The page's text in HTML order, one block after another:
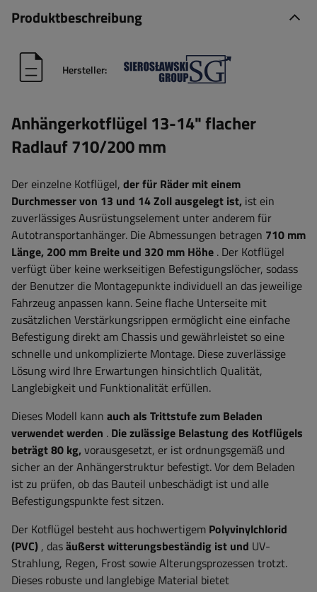
Produktbeschreibung
Hersteller:
Anhängerkotflügel 13-14" flacher
Radlauf 710/200 mm
Der einzelne Kotflügel, der für Räder mit einem
Durchmesser von 13 und 14 Zoll ausgelegt ist, ist ein
zuverlässiges Ausrüstungselement unter anderem für
Autotransportanhänger. Die Abmessungen betragen 710 mm
Länge, 200 mm Breite und 320 mm Höhe . Der Kotflügel
verfügt über keine werkseitigen Befestigungslöcher, sodass
der Benutzer die Montagepunkte individuell an das jeweilige
Fahrzeug anpassen kann. Seine flache Unterseite mit
zusätzlichen Verstärkungsrippen ermöglicht eine einfache
Befestigung direkt am Chassis und gewährleistet so eine
schnelle und unkomplizierte Montage. Diese zuverlässige
Lösung wird Ihre Erwartungen hinsichtlich Qualität,
Langlebigkeit und Funktionalität erfüllen.
Dieses Modell kann auch als Trittstufe zum Beladen
verwendet werden . Die zulässige Belastung des Kotflügels
beträgt 80 kg,vorausgesetzt, er ist ordnungsgemäß und
sicher an der Anhängerstruktur befestigt. Vor dem Beladen
ist zu prüfen, ob das Bauteil unbeschädigt ist und alle
Befestigungspunkte fest sitzen.
Der Kotflügel besteht aus hochwertigem Polyvinylchlorid
(PVC) , dasäußerst witterungsbeständig ist und UV-
Strahlung, Regen, Frost sowie Alterungsprozessen trotzt.
Dieses robuste und langlebige Material bietet